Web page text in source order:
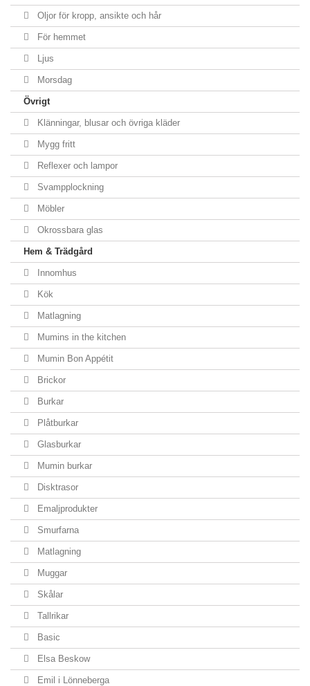
Oljor för kropp, ansikte och hår
För hemmet
Ljus
Morsdag
Övrigt
Klänningar, blusar och övriga kläder
Mygg fritt
Reflexer och lampor
Svampplockning
Möbler
Okrossbara glas
Hem & Trädgård
Innomhus
Kök
Matlagning
Mumins in the kitchen
Mumin Bon Appétit
Brickor
Burkar
Plåtburkar
Glasburkar
Mumin burkar
Disktrasor
Emaljprodukter
Smurfarna
Matlagning
Muggar
Skålar
Tallrikar
Basic
Elsa Beskow
Emil i Lönneberga